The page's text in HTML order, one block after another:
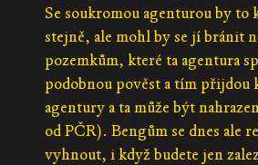
Se soukromou agenturou by
stejně, ale mohl by se jí bránit
pozemkům, které ta agentura
podobnou pověst a tím přijdou
agentury a ta může být
od PČR). Bengům se dnes ale
vyhnout, i když budete jen